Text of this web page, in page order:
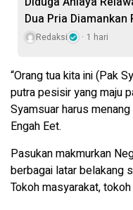
Dua Pria Diamankan
Redaksi 1 hari
“Orang tua kita ini (Pak
putra pesisir yang maju
Syamsuar harus
Engah Eet.
Pasukan makmurkan
berbagai latar belakang
Tokoh masyarakat,